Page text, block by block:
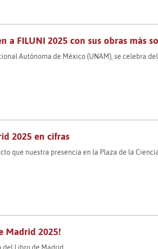
a FILUNI 2025 con sus obras más
Autónoma de México (UNAM), se celebra
2025 en cifras
que nuestra presencia en la Plaza de la
Madrid 2025!
del Libro de Madrid